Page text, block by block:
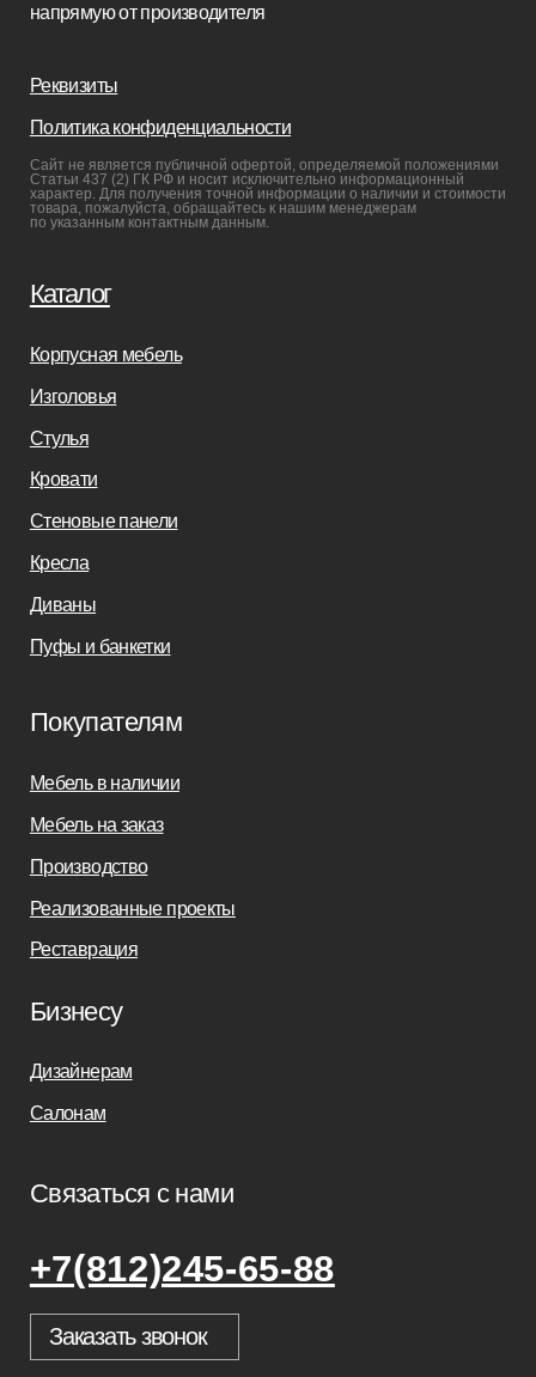
Покупателям
Мебель на заказ
Производство
Реализованные проекты
Реставрация
Дизайнерам
Связаться с нами
sofas-decor@mail.ru
+7(812)245-65-88